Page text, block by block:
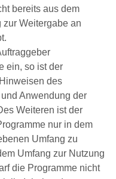
bereits aus dem
Weitergabe an
ein, so ist der
des
Anwendung der
Weiteren ist der
nur in dem
Umfang zu
Umfang zur Nutzung
die Programme nicht